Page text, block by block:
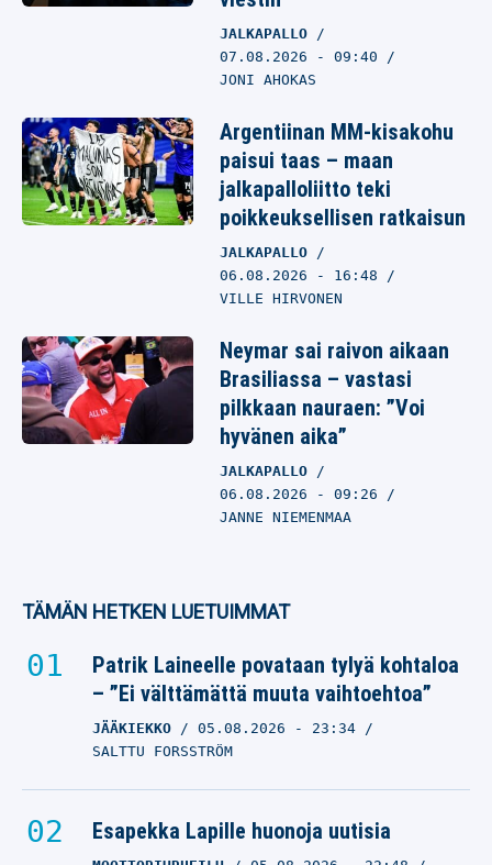
JALKAPALLO
07.08.2026 - 09:40
JONI AHOKAS
Argentiinan MM-kisakohu
paisui taas – maan
jalkapalloliitto teki
poikkeuksellisen ratkaisun
JALKAPALLO
06.08.2026 - 16:48
VILLE HIRVONEN
Neymar sai raivon aikaan
Brasiliassa – vastasi
pilkkaan nauraen: ”Voi
hyvänen aika”
JALKAPALLO
06.08.2026 - 09:26
JANNE NIEMENMAA
TÄMÄN HETKEN LUETUIMMAT
Patrik Laineelle povataan tylyä kohtaloa
– ”Ei välttämättä muuta vaihtoehtoa”
JÄÄKIEKKO 05.08.2026 - 23:34
SALTTU FORSSTRÖM
Esapekka Lapille huonoja uutisia